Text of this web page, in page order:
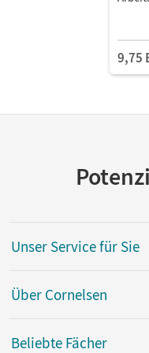
9,75
Unser Service für Sie
Über Cornelsen
Beliebte Fächer